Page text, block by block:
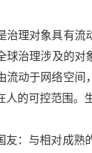
对象具有流动
球治理涉及的对
流动于网络空间
人的可控范围。
与相对成熟的